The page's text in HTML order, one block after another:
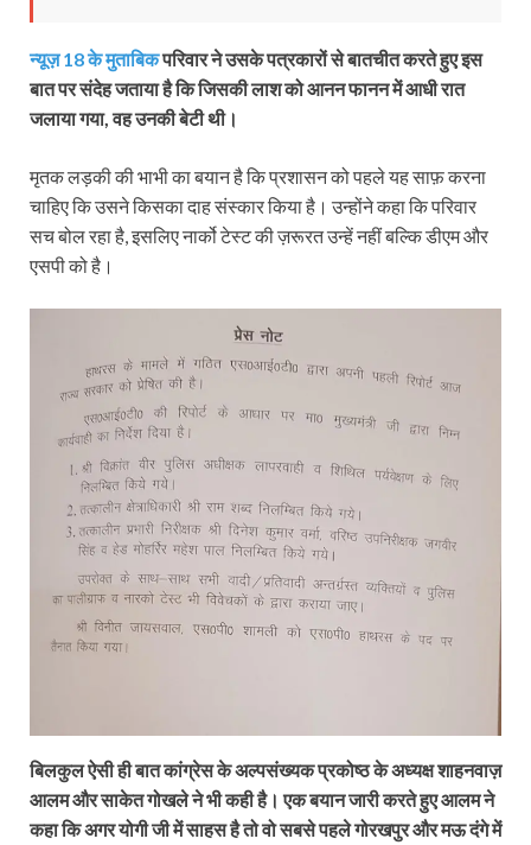
न्‍यूज़ 18 के मुताबिकपरिवार ने उसके पत्रकारों से बातचीत करते हुए इस
बात पर संदेह जताया है कि जिसकी लाश को आनन फानन में आधी रात
जलाया गया, वह उनकी बेटी थी।
मृतक लड़की की भाभी का बयान है कि प्रशासन को पहले यह साफ़ करना
चाहिए कि उसने किसका दाह संस्‍कार किया है। उन्‍होंने कहा कि परिवार
सच बोल रहा है, इसलिए नार्को टेस्‍ट की ज़रूरत उन्‍हें नहीं बल्कि डीएम और
एसपी को है।
बिलकुल ऐसी ही बात कांग्रेस के अल्‍पसंख्‍यक प्रकोष्‍ठ के अध्‍यक्ष शाहनवाज़
आलम और साकेत गोखले ने भी कही है। एक बयान जारी करते हुए आलम ने
कहा कि अगर योगी जी में साहस है तो वो सबसे पहले गोरखपुर और मऊ दंगे में